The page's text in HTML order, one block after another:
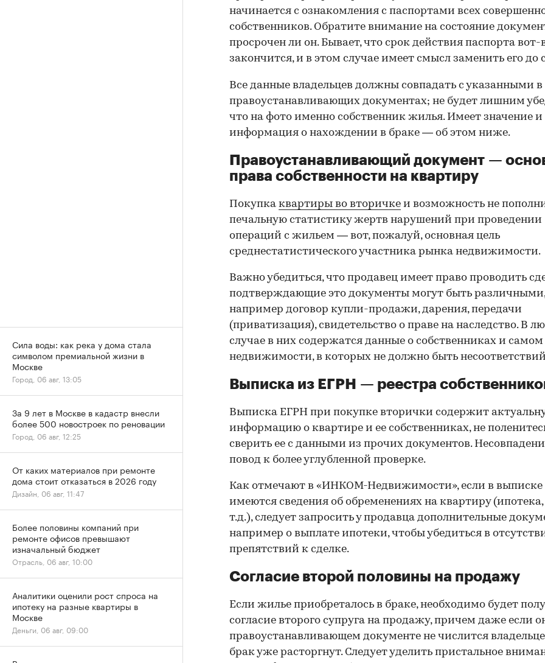
начинается с ознакомления с паспортами всех
собственников. Обратите внимание на состояние
просрочен ли он. Бывает, что срок действия паспорта вот-
закончится, и в этом случае имеет смысл заменить его до
Все данные владельцев должны совпадать с указанными в
правоустанавливающих документах; не будет лишним
что на фото именно собственник жилья. Имеет значение и
информация о нахождении в браке — об этом ниже.
Правоустанавливающий документ —
права собственности на квартиру
Покупка квартиры во вторичке и возможность не
печальную статистику жертв нарушений при проведении
операций с жильем — вот, пожалуй, основная цель
среднестатистического участника рынка недвижимости.
Важно убедиться, что продавец имеет право проводить
подтверждающие это документы могут быть различными,
например договор купли-продажи, дарения, передачи
(приватизация), свидетельство о праве на наследство. В
случае в них содержатся данные о собственниках и самом
недвижимости, в которых не должно быть
Выписка из ЕГРН — реестра
Выписка ЕГРН при покупке вторички содержит
информацию о квартире и ее собственниках, не
сверить ее с данными из прочих документов.
повод к более углубленной проверке.
Как отмечают в «ИНКОМ-Недвижимости», если в выписке
имеются сведения об обременениях на квартиру (ипотека,
т.д.), следует запросить у продавца дополнительные
например о выплате ипотеки, чтобы убедиться в
препятствий к сделке.
Согласие второй половины на продажу
Если жилье приобреталось в браке, необходимо будет
согласие второго супруга на продажу, причем даже если
правоустанавливающем документе не числится
брак уже расторгнут. Следует уделить пристальное
Сила воды: как река у дома стала
символом премиальной жизни в
Москве
Город, 06 авг, 13:05
За 9 лет в Москве в кадастр внесли
более 500 новостроек по реновации
Город, 06 авг, 12:25
От каких материалов при ремонте
дома стоит отказаться в 2026 году
Дизайн, 06 авг, 11:47
Более половины компаний при
ремонте офисов превышают
изначальный бюджет
Отрасль, 06 авг, 10:00
Аналитики оценили рост спроса на
ипотеку на разные квартиры в
Москве
Деньги, 06 авг, 09:00